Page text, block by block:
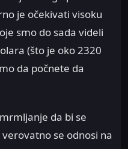
je očekivati visoku
smo do sada videli
(što je oko 2320
da počnete da
da bi se
se odnosi na